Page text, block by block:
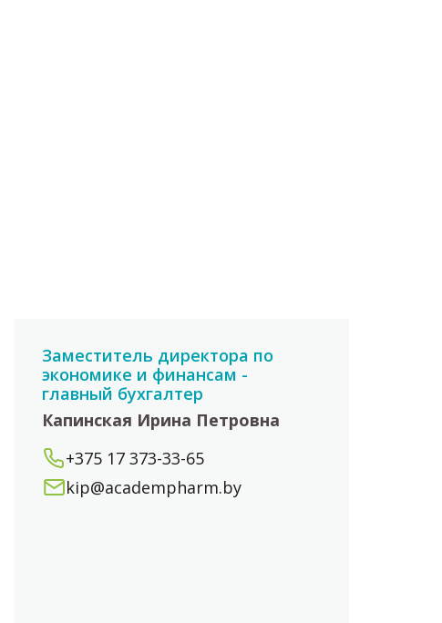
Заместитель директора по
экономике и финансам -
главный бухгалтер
Капинская Ирина Петровна
+375 17 373-33-65
kip@academpharm.by